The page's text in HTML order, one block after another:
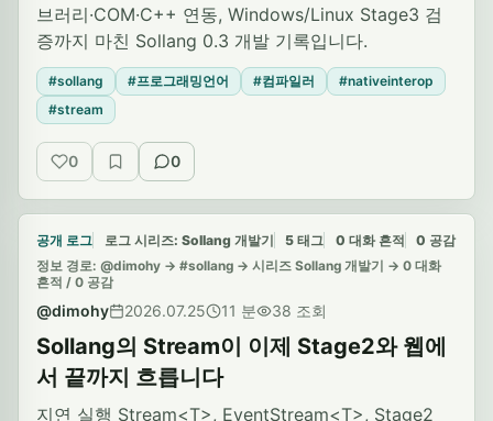
브러리·COM·C++ 연동, Windows/Linux Stage3 검
증까지 마친 Sollang 0.3 개발 기록입니다.
#sollang #프로그래밍언어 #컴파일러
#nativeinterop
#stream
0
공감 저장 0
대화 흔적
공개 로그 로그 시리즈: Sollang 개발기 5 태그 0 대화 흔적 0 공감
정보 경로: @dimohy -> #sollang -> 시리즈 Sollang 개발기 -> 0 대화
흔적 / 0 공감
@dimohy 2026.07.25 11 분 38 조회
Sollang의 Stream이 이제 Stage2와 웹에
서 끝까지 흐릅니다
지연 실행 Stream<T>, EventStream<T>, Stage2